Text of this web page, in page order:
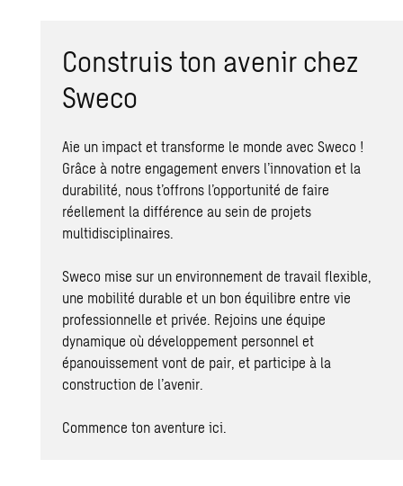
Construis ton avenir chez
Sweco
Aie un impact et transforme le monde avec Sweco !
Grâce à notre engagement envers l’innovation et la
durabilité, nous t’offrons l’opportunité de faire
réellement la différence au sein de projets
multidisciplinaires.
Sweco mise sur un environnement de travail flexible,
une mobilité durable et un bon équilibre entre vie
professionnelle et privée. Rejoins une équipe
dynamique où développement personnel et
épanouissement vont de pair, et participe à la
construction de l’avenir.
Commence ton aventure ici.